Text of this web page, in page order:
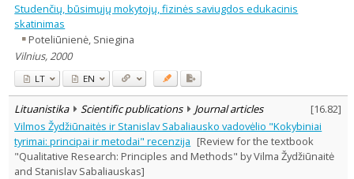
Studenčių, būsimųjų mokytojų, fizinės saviugdos edukacinis
skatinimas
Poteliūnienė, Sniegina
Vilnius, 2000
LT EN
Lituanistika Scientific publications Journal articles [16.82]
Vilmos Žydžiūnaitės ir Stanislav Sabaliausko vadovėlio "Kokybiniai
tyrimai: principai ir metodai" recenzija [Review for the textbook
"Qualitative Research: Principles and Methods" by Vilma Žydžiūnaitė
and Stanislav Sabaliauskas]